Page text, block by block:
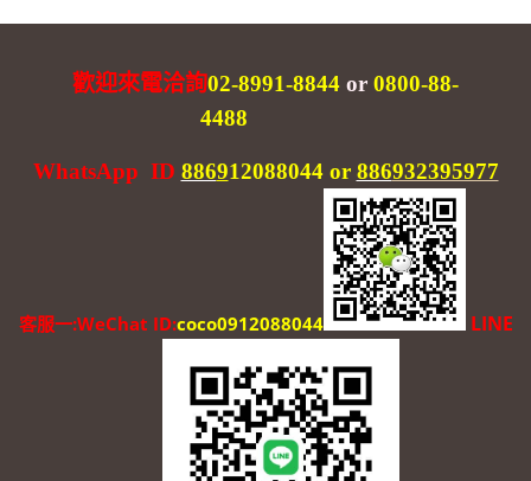
歡迎來電洽詢02-8991-8844 or 0800-88-
4488
WhatsApp ID 886912088044or 886932395977
客服一:WeChat ID:coco0912088044 LINE